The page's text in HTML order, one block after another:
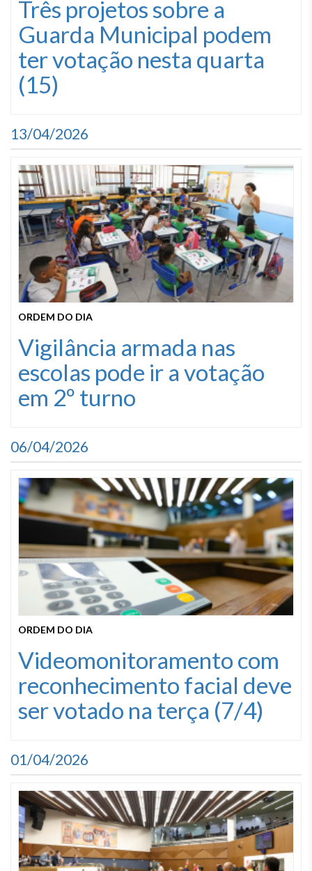
Três projetos sobre a
Guarda Municipal podem
ter votação nesta quarta
(15)
13/04/2026
ORDEM DO DIA
Vigilância armada nas
escolas pode ir a votação
em 2º turno
06/04/2026
ORDEM DO DIA
Videomonitoramento com
reconhecimento facial deve
ser votado na terça (7/4)
01/04/2026